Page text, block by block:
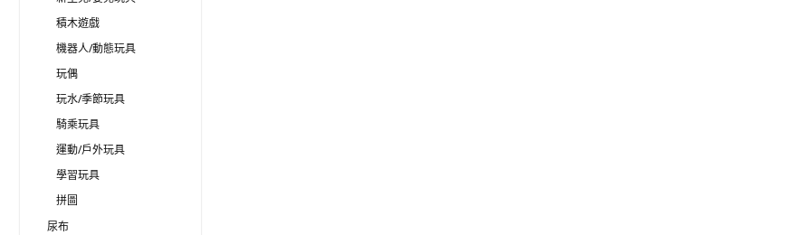
積木遊戲
機器人/動態玩具
玩偶
玩水/季節玩具
騎乘玩具
運動/戶外玩具
學習玩具
拼圖
尿布